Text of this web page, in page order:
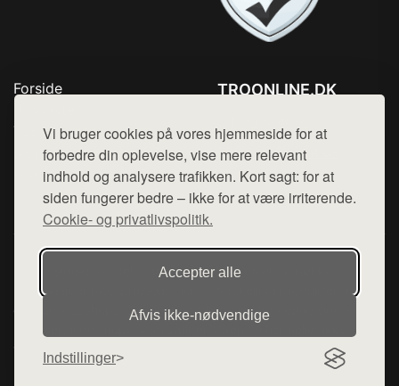
Vi bruger cookies på vores hjemmeside for at
forbedre din oplevelse, vise mere relevant
indhold og analysere trafikken. Kort sagt: for at
siden fungerer bedre – ikke for at være irriterende.
Cookie- og privatlivspolitik.
Accepter alle
Afvis ikke‑nødvendige
Indstillinger
Forside
Top Rabatter
Blog
Kontakt
TROONLINE.DK
Mail: hej@want.dk
Cookie- og privatlivspolitik
Denne side er en del af want.dk, der udgiver en række
hjemmesider med præsentation af forskellige produkter fra
diverse webshops. Der sælges ikke varer fra denne side - vi
henviser til de shops, som sælger varen. Vi har heller ikke
varerne på lager.